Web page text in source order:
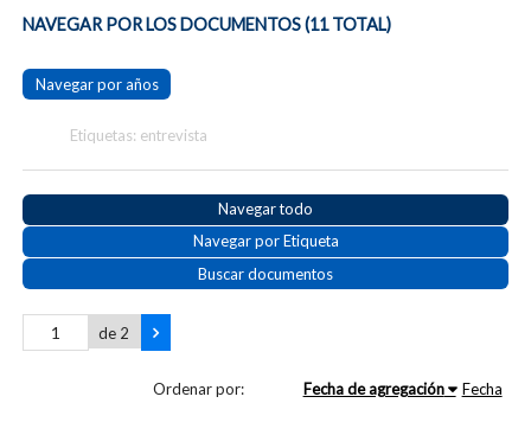
NAVEGAR POR LOS DOCUMENTOS (11 TOTAL)
Navegar por años
Etiquetas: entrevista
Navegar todo
Navegar por Etiqueta
Buscar documentos
de 2
Ordenar por: Fecha de agregación Fecha